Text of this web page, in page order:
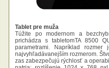
Tablet pre muža
Túžite po modernom a
prichádza s tabletomTA 8500
parametrami. Napríklad
najvyhľadávanejším rozmerom.
zas zabezpečujú rýchlosť a